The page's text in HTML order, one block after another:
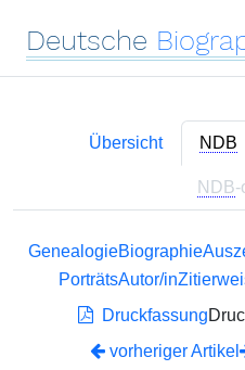
Deutsche
Übersicht NDB
NDB-
GenealogieBiographie
PorträtsAutor/in
Druckfassung
vorheriger Artikel